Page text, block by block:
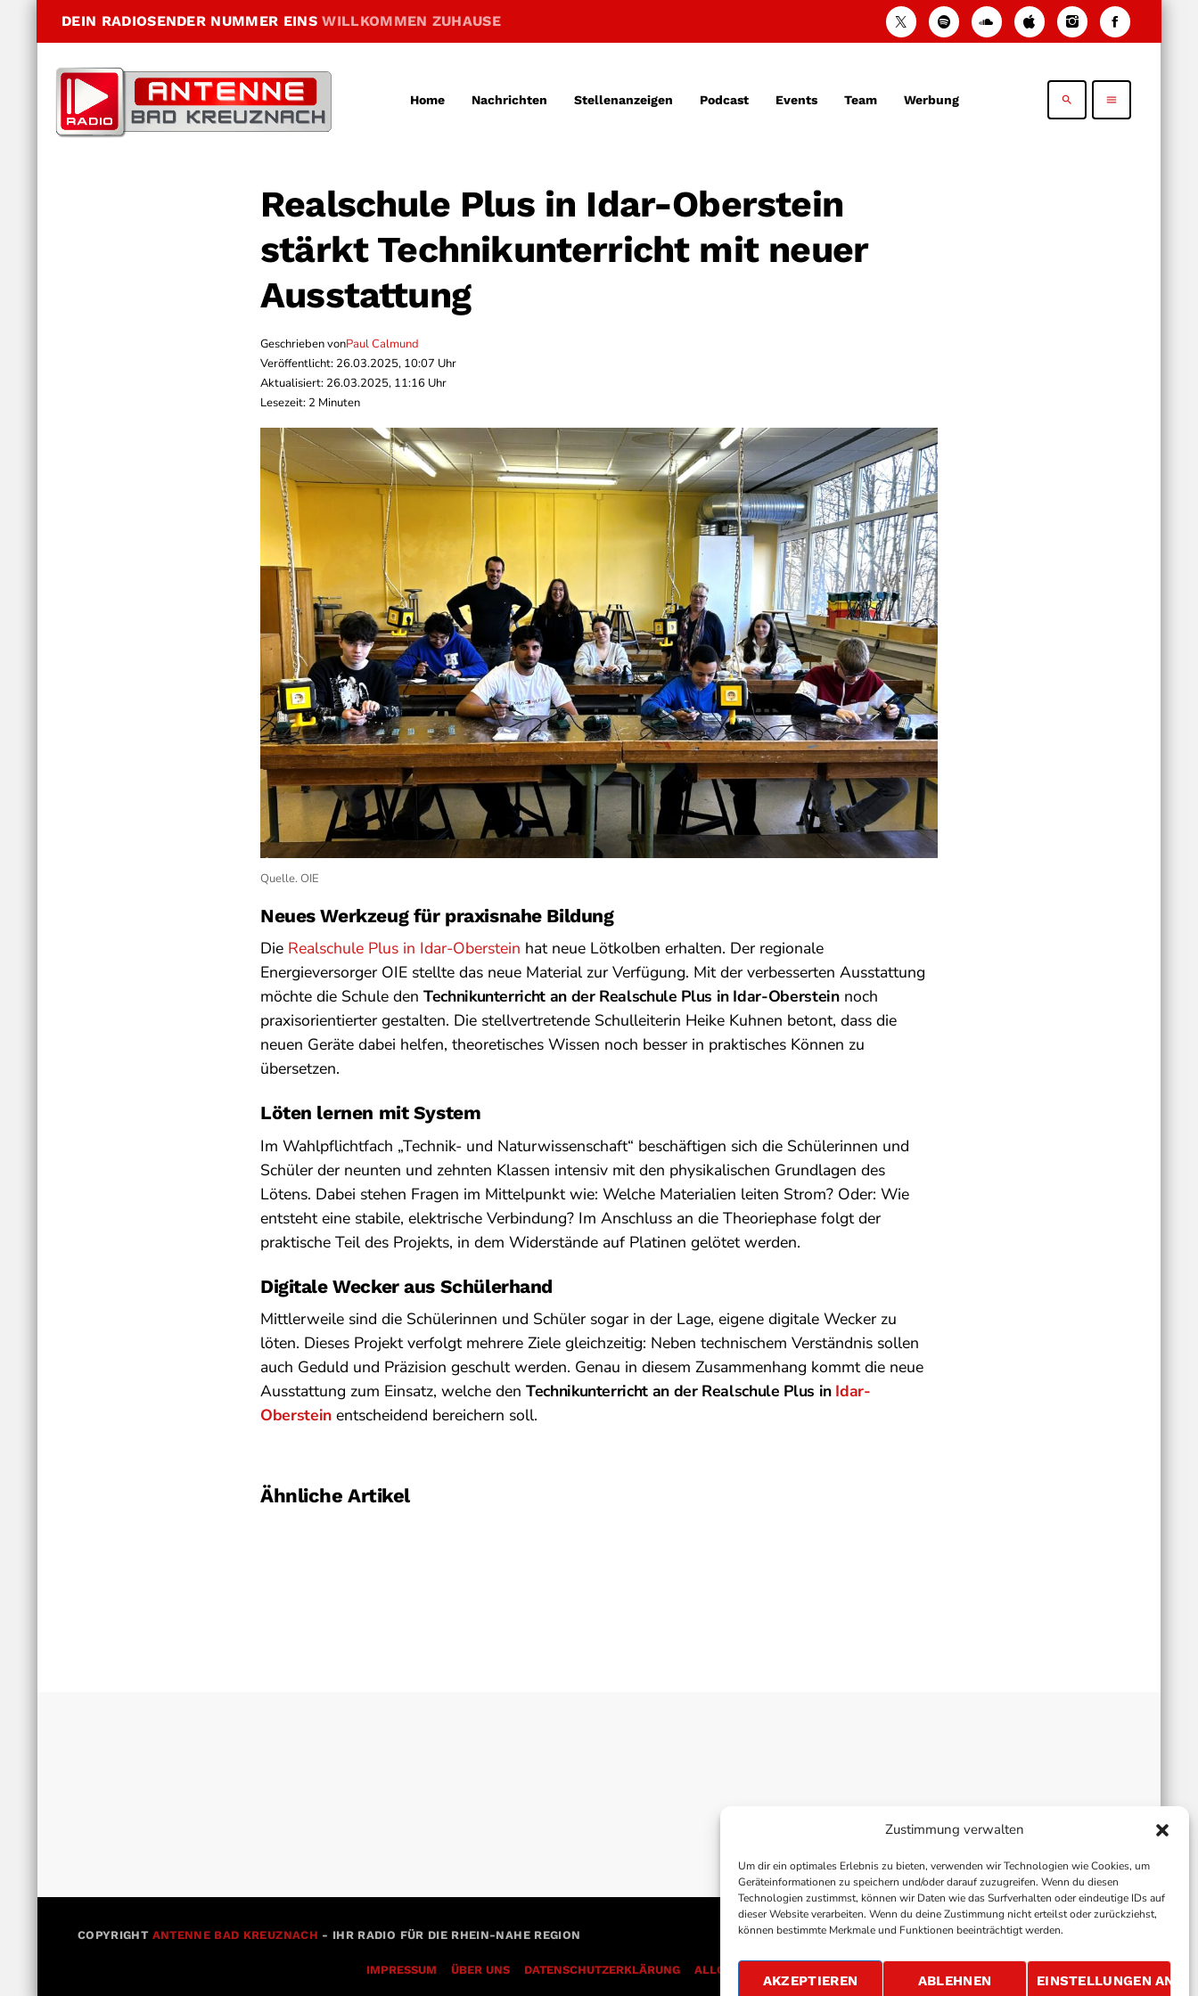
Zustimmung verwalten
Um dir ein optimales Erlebnis zu bieten, verwenden wir Technologien wie Cookies, um
Geräteinformationen zu speichern und/oder darauf zuzugreifen. Wenn du diesen
Technologien zustimmst, können wir Daten wie das Surfverhalten oder eindeutige IDs auf
dieser Website verarbeiten. Wenn du deine Zustimmung nicht erteilst oder zurückziehst,
können bestimmte Merkmale und Funktionen beeinträchtigt werden.
AKZEPTIEREN ABLEHNEN EINSTELLUNGEN
DEIN RADIOSENDER NUMMER EINSWILLKOMMEN ZUHAUSE
Home Nachrichten Stellenanzeigen Podcast Events Team Werbung search menu
Realschule Plus in Idar-Oberstein
stärkt Technikunterricht mit neuer
Ausstattung
Geschrieben vonPaul Calmund
Veröffentlicht: 26.03.2025, 10:07 Uhr
Aktualisiert: 26.03.2025, 11:16 Uhr
Lesezeit: 2 Minuten
Quelle. OIE
Neues Werkzeug für praxisnahe Bildung
Die Realschule Plus in Idar-Oberstein hat neue Lötkolben erhalten. Der regionale
Energieversorger OIE stellte das neue Material zur Verfügung. Mit der verbesserten Ausstattung
möchte die Schule den Technikunterricht an der Realschule Plus in Idar-Obersteinnoch
praxisorientierter gestalten. Die stellvertretende Schulleiterin Heike Kuhnen betont, dass die
neuen Geräte dabei helfen, theoretisches Wissen noch besser in praktisches Können zu
übersetzen.
Löten lernen mit System
Im Wahlpflichtfach „Technik- und Naturwissenschaft“ beschäftigen sich die Schülerinnen und
Schüler der neunten und zehnten Klassen intensiv mit den physikalischen Grundlagen des
Lötens. Dabei stehen Fragen im Mittelpunkt wie: Welche Materialien leiten Strom? Oder: Wie
entsteht eine stabile, elektrische Verbindung? Im Anschluss an die Theoriephase folgt der
praktische Teil des Projekts, in dem Widerstände auf Platinen gelötet werden.
Digitale Wecker aus Schülerhand
Mittlerweile sind die Schülerinnen und Schüler sogar in der Lage, eigene digitale Wecker zu
löten. Dieses Projekt verfolgt mehrere Ziele gleichzeitig: Neben technischem Verständnis sollen
auch Geduld und Präzision geschult werden. Genau in diesem Zusammenhang kommt die neue
Ausstattung zum Einsatz, welche den Technikunterricht an der Realschule Plus in Idar-
Obersteinentscheidend bereichern soll.
Ähnliche Artikel
COPYRIGHT ANTENNE BAD KREUZNACH - IHR RADIO FÜR DIE RHEIN-NAHE REGION
IMPRESSUM ÜBER UNS DATENSCHUTZERKLÄRUNG